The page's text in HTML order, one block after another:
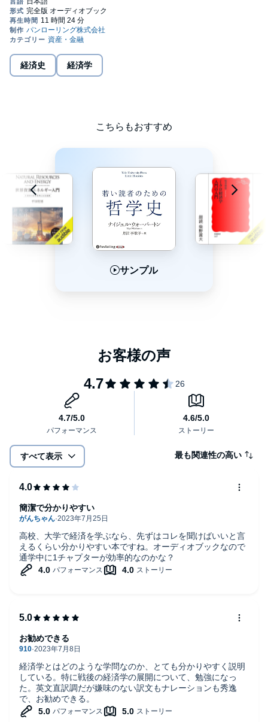
たとえば、いまそこに建てるべきは病院? それとも電車の駅?
あるいは、最新のiPadと時計、そのどちらを買うべきか。
経済学は多様な視点から、現実を考えるヒントを与えてくれる。
古代ギリシャの哲学者から、スミス、マーシャル、ケインズ……
多様な経済思想家に出会うことが、その最良の出発点になる。
Chapter6 見えざる手
Chapter7 穀物が鉄に出会う
Chapter8 理想の世界
Chapter9 養う口が多すぎる
Chapter10 世界の労働者
Chapter11 完全なる均衡
Chapter12 太陽を締め出す
Chapter13 戦争の利益
Chapter14 騒々しいトランペット吹き
Chapter15 コークか、ペプシか
Chapter17 お金を見せびらかす
Chapter27 浴槽を満たす
Chapter28 道化師による支配
Chapter29 貨幣錯覚
Chapter30 未来の予測
Chapter31 攻撃する投機家
Chapter32 虐げられている人々を救う
Chapter33 わたしを知り、あなたを知る
Chapter34 破られた約束
Chapter35 消えた女性たち
Chapter37 現実世界における経済学
Chapter38 野獣化する銀行家
Chapter39 空高くそびえる巨人
Chapter40 なぜ経済学者か
【著者】ナイアル・キシテイニー(NIALL KISHTAINY)
ロンドン在住の経済史家にして政治経済ジャーナリスト。世界銀
行や国連アフリカ経済委員会、英国政府で働いた経験をもつ。最
近までLSE(ロンドン・スクール・オブ・エコノミクス)の教壇に立
っていた。著書の邦訳に『経済学大図鑑』(三省堂)、『1分間で経
津田塾大学卒業。英国留学、外資系金融機関勤務を経て翻訳家。
然を味方にする』(ともに日本経済新聞社)、著書に『夢をかなえる
時間術』(すばる舎)がある。
※本商品は『若い読者のための経済学史』
【発行】すばる舎 ナイジェル・ウォーバートン著 ISBN：
9784799106846 336頁 3520円(税別)をオーディオ化したもので
す。
©Rikako Tsukisawa 2018
経済史 経済学
こちらもおすすめ
サンプル
すべて表示 最も関連性の高い
高校、大学で経済を学ぶなら、先ずはコレを聞けばいいと言
えるくらい分かりやすい本ですね。オーディオブックなので
通学中に1チャプターが効率的なのかな？
簡潔で分かりやすい
経済学とはどのような学問なのか、とても分かりやすく説明
している。特に戦後の経済学の展開について、勉強になっ
た。英文直訳調だが嫌味のない訳文もナレーションも秀逸
で、お勧めできる。
お勧めできる